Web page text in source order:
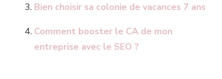
Bien choisir sa colonie de vacances 7 ans
Comment booster le CA de mon
entreprise avec le SEO ?